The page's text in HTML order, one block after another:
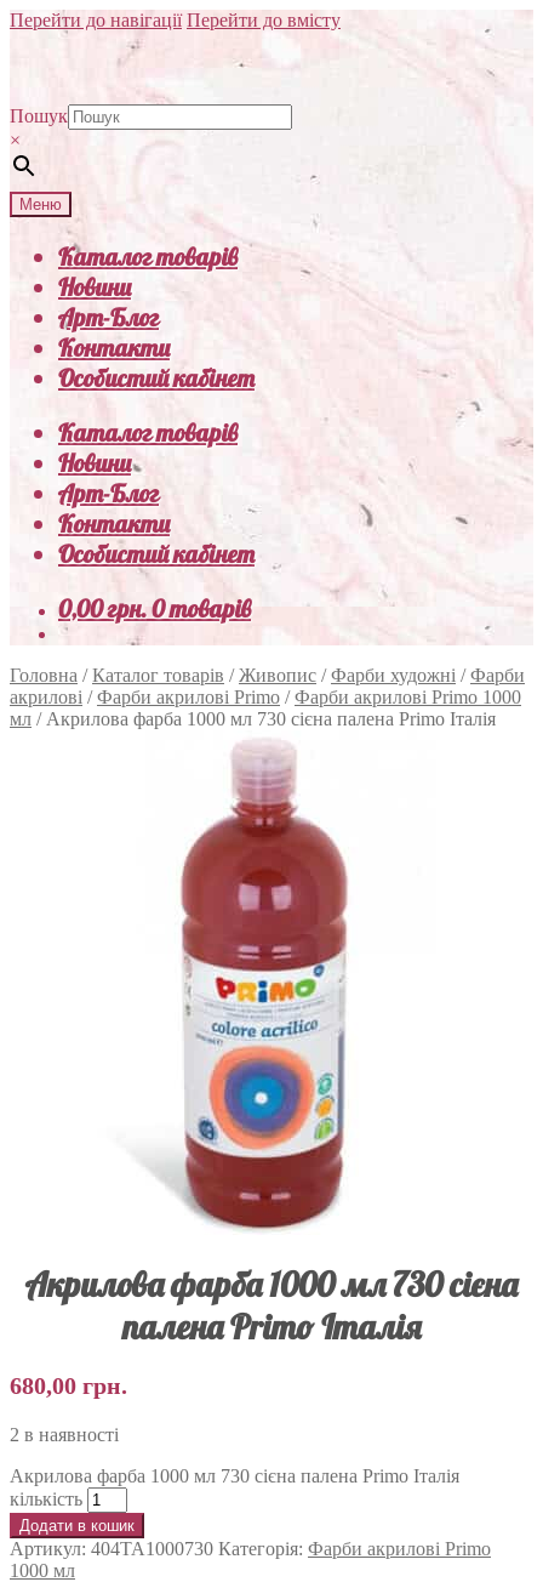
Перейти до навігації Перейти до вмісту
Пошук
×
Меню
Каталог товарів
Новини
Арт-Блог
Контакти
Особистий кабінет
Каталог товарів
Новини
Арт-Блог
Контакти
Особистий кабінет
0,00грн.0 товарів
Головна /Каталог товарів /Живопис /Фарби художні /Фарби
акрилові /Фарби акрилові Primo /Фарби акрилові Primo 1000
мл / Акрилова фарба 1000 мл 730 сієна палена Primo Італія
Акрилова фарба 1000 мл 730 сієна
палена Primo Італія
680,00 грн.
2 в наявності
Акрилова фарба 1000 мл 730 сієна палена Primo Італія
кількість
Додати в кошик
Артикул: 404TA1000730 Категорія: Фарби акрилові Primo
1000 мл